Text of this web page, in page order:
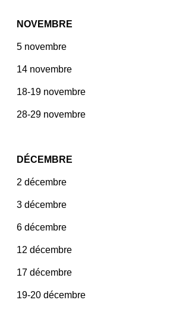
NOVEMBRE
​5 novembre
14 novembre
18-19 novembre
28-29 novembre
DÉCEMBRE
2 décembre
3 décembre
6 décembre
12 décembre
17 décembre
19-20 décembre